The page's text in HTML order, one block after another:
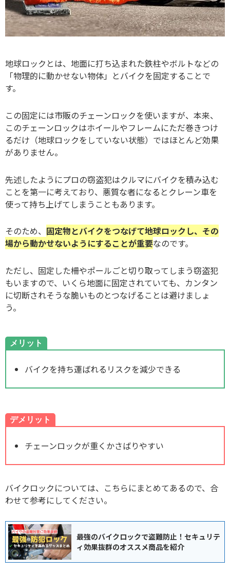
地球ロックとは、地面に打ち込まれた鉄柱やボルトなどの
「物理的に動かせない物体」とバイクを固定することで
す。
この固定には市販のチェーンロックを使いますが、本来、
このチェーンロックはホイールやフレームにただ巻きつけ
るだけ（地球ロックをしていない状態）ではほとんど効果
がありません。
先述したようにプロの窃盗犯はクルマにバイクを積み込む
ことを第一に考えており、悪質な者になるとクレーン車を
使って持ち上げてしまうこともあります。
そのため、 固定物とバイクをつなげて地球ロックし、その
場から動かせないようにすることが重要なのです。
ただし、固定した柵やポールごと切り取ってしまう窃盗犯
もいますので、いくら地面に固定されていても、カンタン
に切断されそうな脆いものとつなげることは避けましょ
う。
メリット
バイクを持ち運ばれるリスクを減少できる
デメリット
チェーンロックが重くかさばりやすい
バイクロックについては、こちらにまとめてあるので、合
わせて参考にしてください。
最強のバイクロックで盗難防止！セキュリテ
ィ効果抜群のオススメ商品を紹介